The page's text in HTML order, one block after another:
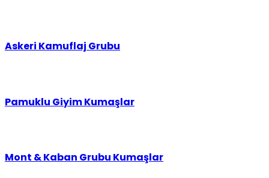
Askeri Kamuflaj Grubu
Pamuklu Giyim Kumaşlar
Mont & Kaban Grubu Kumaşlar